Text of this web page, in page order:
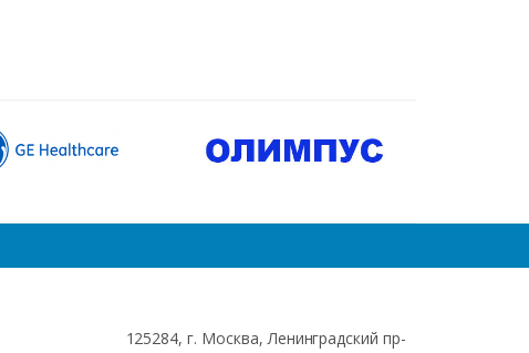
125284, г. Москва, Ленинградский пр-